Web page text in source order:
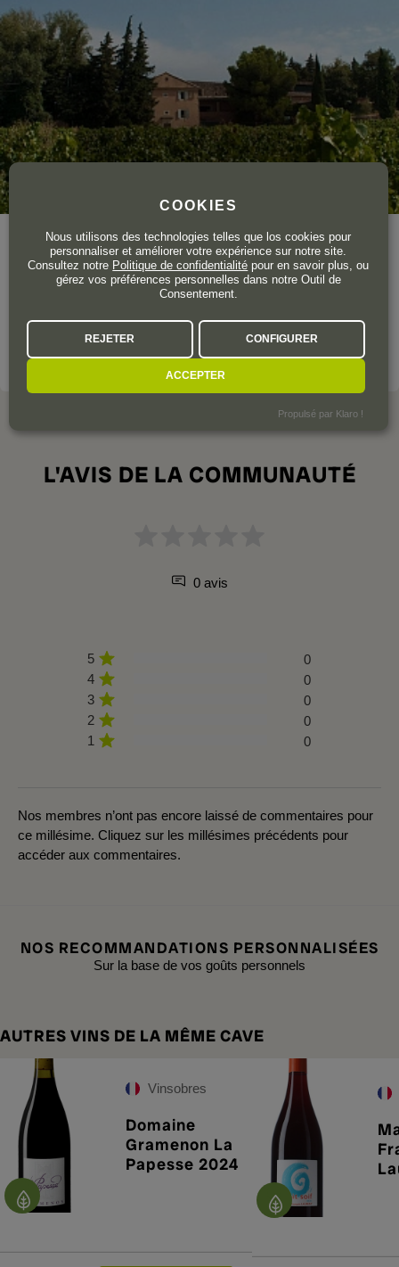
Année de création 1978
Le terroir de Gramenon est né grâce à une barre de calcaire
(système de marées) qui était autrefois recouverte par la mer
(il y a 86 millions d'années). Ça lui donne son caractère.
VOIR LE DOMAINE
L'AVIS DE LA COMMUNAUTÉ
0 avis
5
0
4
0
3
0
2
0
1
0
Nos membres n’ont pas encore laissé de commentaires pour
ce millésime. Cliquez sur les millésimes précédents pour
accéder aux commentaires.
NOS RECOMMANDATIONS PERSONNALISÉES
Sur la base de vos goûts personnels
AUTRES VINS DE LA MÊME CAVE
Vinsobres
Domaine
Gramenon La
Papesse 2024
COOKIES
Nous utilisons des technologies telles que los cookies pour
personnaliser et améliorer votre expérience sur notre site.
Consultez notre Politique de confidentialité pour en savoir plus, ou
gérez vos préférences personnelles dans notre Outil de
Consentement.
REJETER CONFIGURER
ACCEPTER
Propulsé par Klaro !